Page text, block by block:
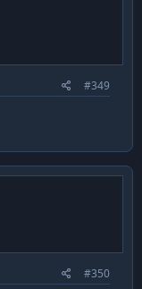
#349
#350